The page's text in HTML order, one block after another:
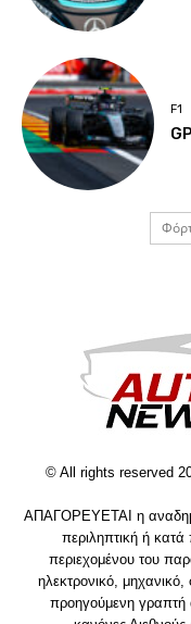
F1
© All rights reserved
ΑΠΑΓΟΡΕΥΕΤΑΙ η
περιληπτική ή
περιεχομένου του
ηλεκτρονικό,
προηγούμενη γραπτή